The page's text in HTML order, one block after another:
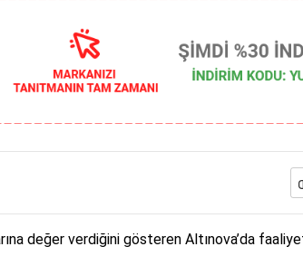
değer verdiğini gösteren Altınova’da